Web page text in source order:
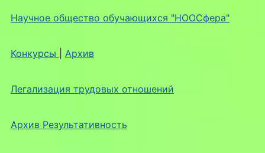
Научное общество обучающихся "НООСфера"
Конкурсы Архив
Легализация трудовых отношений
Архив Результативность